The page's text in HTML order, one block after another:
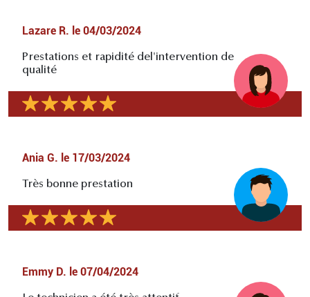
Lazare R. le 04/03/2024
Prestations et rapidité del'intervention de
qualité
Ania G. le 17/03/2024
Très bonne prestation
Emmy D. le 07/04/2024